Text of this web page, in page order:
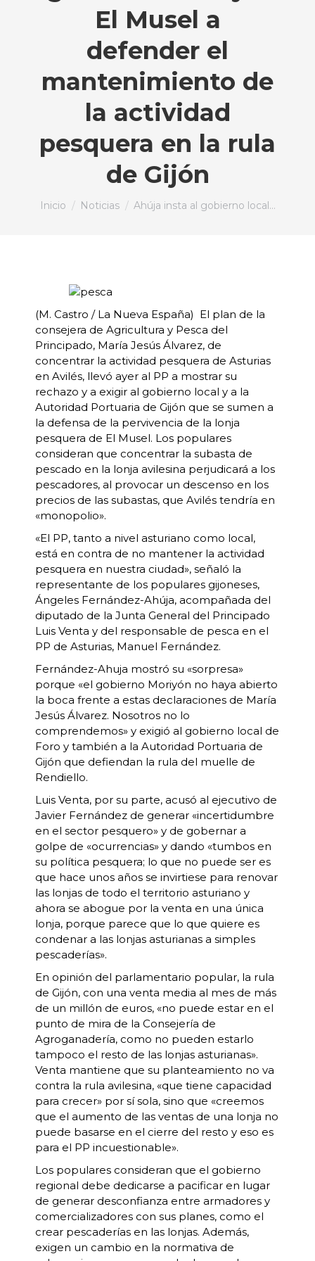
El Musel a
defender el
mantenimiento de
la actividad
pesquera en la rula
de Gijón
Estás aquí:
Inicio Noticias Ahúja insta al gobierno local…
(M. Castro / La Nueva España) El plan de la
consejera de Agricultura y Pesca del
Principado, María Jesús Álvarez, de
concentrar la actividad pesquera de Asturias
en Avilés, llevó ayer al PP a mostrar su
rechazo y a exigir al gobierno local y a la
Autoridad Portuaria de Gijón que se sumen a
la defensa de la pervivencia de la lonja
pesquera de El Musel. Los populares
consideran que concentrar la subasta de
pescado en la lonja avilesina perjudicará a los
pescadores, al provocar un descenso en los
precios de las subastas, que Avilés tendría en
«monopolio».
«El PP, tanto a nivel asturiano como local,
está en contra de no mantener la actividad
pesquera en nuestra ciudad», señaló la
representante de los populares gijoneses,
Ángeles Fernández-Ahúja, acompañada del
diputado de la Junta General del Principado
Luis Venta y del responsable de pesca en el
PP de Asturias, Manuel Fernández.
Fernández-Ahuja mostró su «sorpresa»
porque «el gobierno Moriyón no haya abierto
la boca frente a estas declaraciones de María
Jesús Álvarez. Nosotros no lo
comprendemos» y exigió al gobierno local de
Foro y también a la Autoridad Portuaria de
Gijón que defiendan la rula del muelle de
Rendiello.
Luis Venta, por su parte, acusó al ejecutivo de
Javier Fernández de generar «incertidumbre
en el sector pesquero» y de gobernar a
golpe de «ocurrencias» y dando «tumbos en
su política pesquera; lo que no puede ser es
que hace unos años se invirtiese para renovar
las lonjas de todo el territorio asturiano y
ahora se abogue por la venta en una única
lonja, porque parece que lo que quiere es
condenar a las lonjas asturianas a simples
pescaderías».
En opinión del parlamentario popular, la rula
de Gijón, con una venta media al mes de más
de un millón de euros, «no puede estar en el
punto de mira de la Consejería de
Agroganadería, como no pueden estarlo
tampoco el resto de las lonjas asturianas».
Venta mantiene que su planteamiento no va
contra la rula avilesina, «que tiene capacidad
para crecer» por sí sola, sino que «creemos
que el aumento de las ventas de una lonja no
puede basarse en el cierre del resto y eso es
para el PP incuestionable».
Los populares consideran que el gobierno
regional debe dedicarse a pacificar en lugar
de generar desconfianza entre armadores y
comercializadores con sus planes, como el
crear pescaderías en las lonjas. Además,
exigen un cambio en la normativa de